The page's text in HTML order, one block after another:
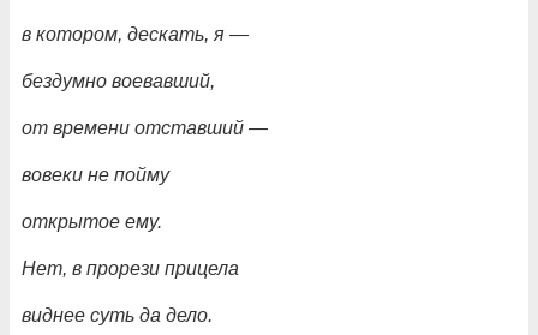
в котором, дескать, я —
бездумно воевавший,
от времени отставший —
вовеки не пойму
открытое ему.
Нет, в прорези прицела
виднее суть да дело.